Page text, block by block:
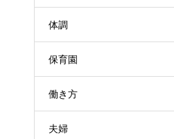
体調
保育園
働き方
夫婦